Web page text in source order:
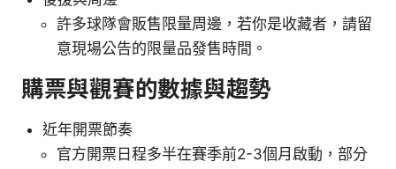
許多球隊會販售限量周邊，若你是收藏者，請留
意現場公告的限量品發售時間。
購票與觀賽的數據與趨勢
近年開票節奏
官方開票日程多半在賽季前2-3個月啟動，部分